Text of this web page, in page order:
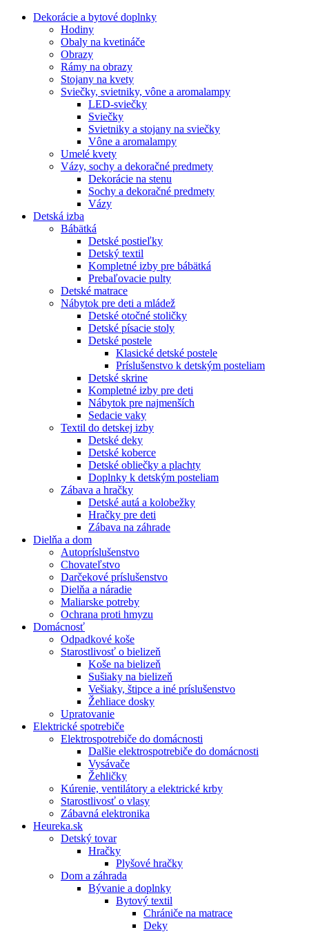
Dekorácie a bytové doplnky
Hodiny
Obaly na kvetináče
Obrazy
Rámy na obrazy
Stojany na kvety
Sviečky, svietniky, vône a aromalampy
LED-sviečky
Sviečky
Svietniky a stojany na sviečky
Vône a aromalampy
Umelé kvety
Vázy, sochy a dekoračné predmety
Dekorácie na stenu
Sochy a dekoračné predmety
Vázy
Detská izba
Bábätká
Detské postieľky
Detský textil
Kompletné izby pre bábätká
Prebaľovacie pulty
Detské matrace
Nábytok pre deti a mládež
Detské otočné stoličky
Detské písacie stoly
Detské postele
Klasické detské postele
Príslušenstvo k detským posteliam
Detské skrine
Kompletné izby pre deti
Nábytok pre najmenších
Sedacie vaky
Textil do detskej izby
Detské deky
Detské koberce
Detské obliečky a plachty
Doplnky k detským posteliam
Zábava a hračky
Detské autá a kolobežky
Hračky pre deti
Zábava na záhrade
Dielňa a dom
Autopríslušenstvo
Chovateľstvo
Darčekové príslušenstvo
Dielňa a náradie
Maliarske potreby
Ochrana proti hmyzu
Domácnosť
Odpadkové koše
Starostlivosť o bielizeň
Koše na bielizeň
Sušiaky na bielizeň
Vešiaky, štipce a iné príslušenstvo
Žehliace dosky
Upratovanie
Elektrické spotrebiče
Elektrospotrebiče do domácnosti
Dalšie elektrospotrebiče do domácnosti
Vysávače
Žehličky
Kúrenie, ventilátory a elektrické krby
Starostlivosť o vlasy
Zábavná elektronika
Heureka.sk
Detský tovar
Hračky
Plyšové hračky
Dom a záhrada
Bývanie a doplnky
Bytový textil
Chrániče na matrace
Deky